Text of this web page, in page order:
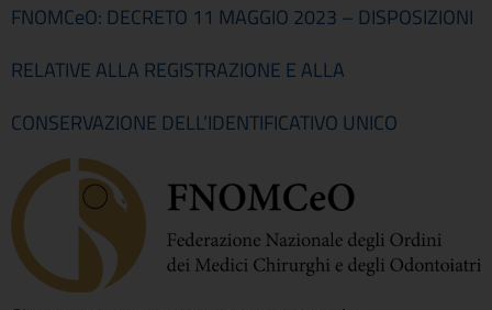
FNOMCeO: DECRETO 11 MAGGIO 2023 – DISPOSIZIONI
RELATIVE ALLA REGISTRAZIONE E ALLA
CONSERVAZIONE DELL’IDENTIFICATIVO UNICO